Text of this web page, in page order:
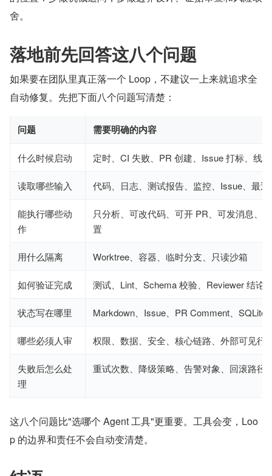
舍。
落地前先回答这八个问题
如果要在团队里真正落一个 Loop，不建议一上来就追求全
自动修复。先把下面八个问题写清楚：
问题 需要明确的内容
什么时候启动 定时、CI 失败、PR 创建、Issue 打标、线
读取哪些输入 代码、日志、测试报告、监控、Issue、最近
能执行哪些动
作
只分析、可改代码、可开 PR、可发消息、
置
用什么隔离 Worktree、容器、临时分支、只读沙箱
如何验证完成 测试、Lint、Schema 校验、Reviewer 结论
状态写在哪里 Markdown、Issue、PR Comment、SQLite
哪些必须人审 权限、数据、安全、核心链路、外部可见行
失败后怎么处
理
重试次数、降级策略、告警对象、回滚路径
这八个问题比"选哪个 Agent 工具"更重要。工具会变，Loo
p 的边界和责任不会自动变清楚。